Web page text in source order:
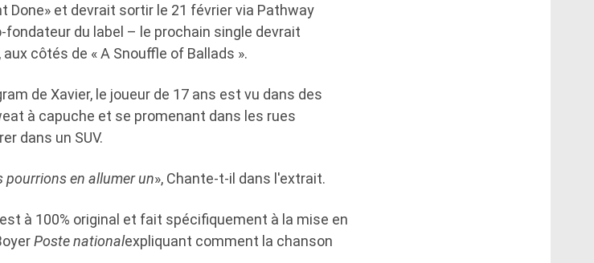
Done» et devrait sortir le 21 février via Pathway
fondateur du label – le prochain single devrait
côtés de « A Snouffle of Ballads ».
de Xavier, le joueur de 17 ans est vu dans des
à capuche et se promenant dans les rues
dans un SUV.
pourrions en allumer un», Chante-t-il dans l'extrait.
à 100% original et fait spécifiquement à la mise en
Poste nationalexpliquant comment la chanson